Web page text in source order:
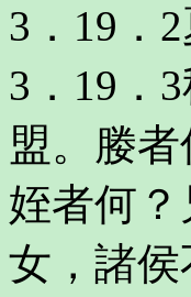
3．19．2
3．19．
盟。媵
姪者何
女，諸